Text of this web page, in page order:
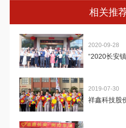
相关推
2020-09-28
“2020长安
2019-07-30
祥鑫科技股